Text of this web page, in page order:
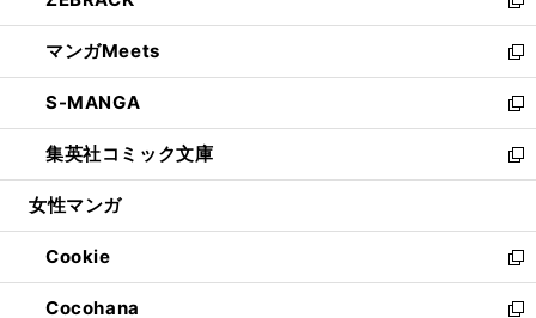
開
く
ウ
で
開
く
ン
ド
ウ
で
開
く
ウ
ィ
ン
ド
ウ
で
開
新
し
い
ウ
ィ
ン
ド
ウ
開
く
マンガMeets
新
し
い
ウ
ィ
ン
ウ
で
開
く
S-MANGA
新
し
い
ウ
ン
ド
ウ
で
集英社コミック文庫
新
し
ウ
ィ
ン
ド
女性マンガ
Cookie
新
し
い
Cocohana
新